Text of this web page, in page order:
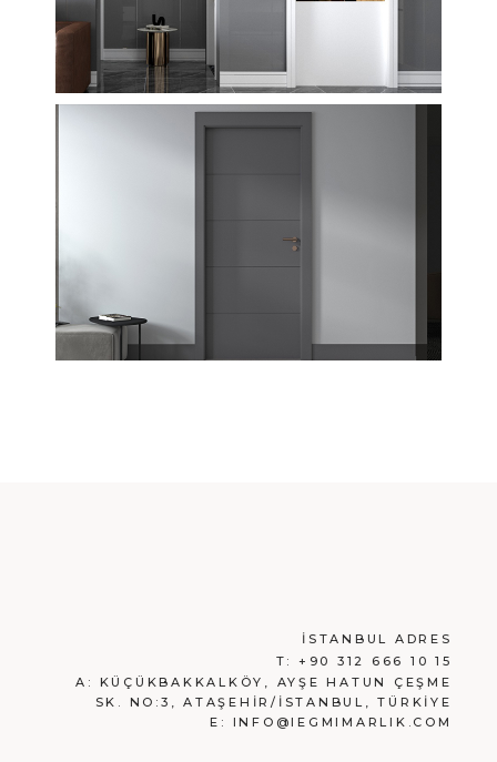
İSTANBUL ADRES
T: +90 312 666 10 15
A: KÜÇÜKBAKKALKÖY, AYŞE HATUN ÇEŞME
SK. NO:3, ATAŞEHİR/İSTANBUL, TÜRKİYE
E: INFO@IEGMIMARLIK.COM